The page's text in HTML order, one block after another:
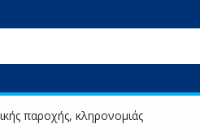
παροχής, κληρονομιάς